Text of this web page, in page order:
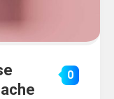
0